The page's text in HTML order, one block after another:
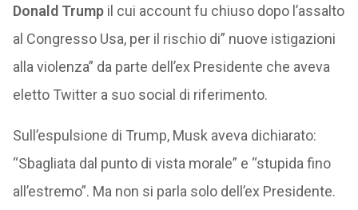
Donald Trumpil cui account fu chiuso dopo l’assalto
al Congresso Usa, per il rischio di” nuove istigazioni
alla violenza” da parte dell’ex Presidente che aveva
eletto Twitter a suo social di riferimento.
Sull’espulsione di Trump, Musk aveva dichiarato:
“Sbagliata dal punto di vista morale” e “stupida fino
all’estremo”. Ma non si parla solo dell’ex Presidente.